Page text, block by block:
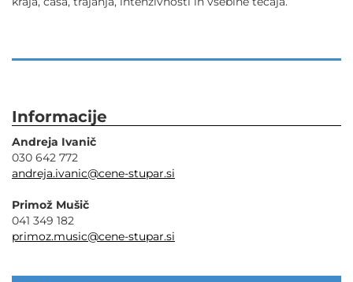
Informacije
Andreja Ivanič
030 642 772
andreja.ivanic@cene-stupar.si
Primož Mušič
041 349 182
primoz.music@cene-stupar.si